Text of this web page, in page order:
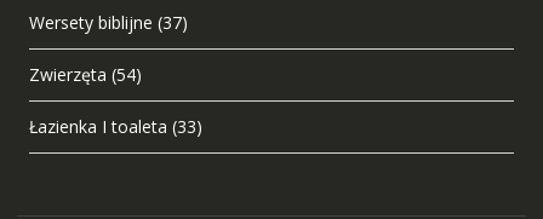
Wersety biblijne (37)
Zwierzęta (54)
Łazienka I toaleta (33)